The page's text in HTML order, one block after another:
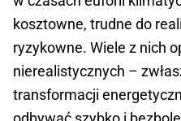
kosztowne, trudne do
ryzykowne. Wiele z nich
nierealistycznych –
transformacji